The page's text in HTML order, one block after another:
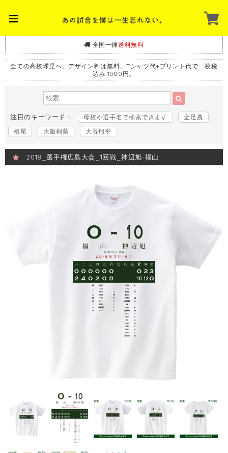
全国一律送料無料
全ての高校球児へ。デザイン料は無料、Tシャツ代+プリント代で一枚税
込み 1500円。
注目のキーワード： 母校や選手名で検索できます
金足農
根尾
大阪桐蔭 大谷翔平
2018_選手権広島大会_1回戦_神辺旭-福山